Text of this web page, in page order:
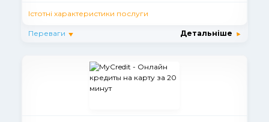
Істотні характеристики послуги
Переваги Детальніше